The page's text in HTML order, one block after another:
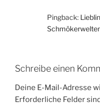
Pingback:
Schreibe einen
Deine E-Mail-Adresse
Erforderliche Felder